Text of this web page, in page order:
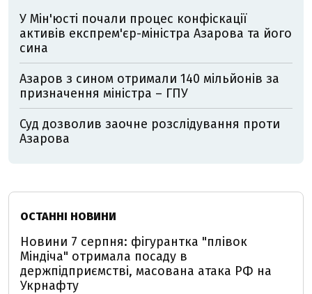
У Мін'юсті почали процес конфіскації
активів експрем'єр-міністра Азарова та його
сина
Азаров з сином отримали 140 мільйонів за
призначення міністра – ГПУ
Суд дозволив заочне розслідування проти
Азарова
ОСТАННІ НОВИНИ
Новини 7 серпня: фігурантка "плівок
Міндіча" отримала посаду в
держпідприємстві, масована атака РФ на
Укрнафту